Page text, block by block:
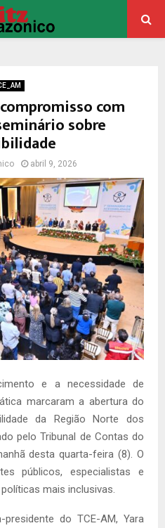
com
sobre
abril 9, 2026
e a necessidade de
marcaram a abertura do
da Região Norte dos
pelo Tribunal de Contas do
desta quarta-feira (8). O
públicos, especialistas e
mais inclusivas.
do TCE-AM, Yara